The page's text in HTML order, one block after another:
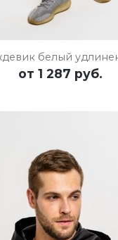
белый
от 1 287 руб.